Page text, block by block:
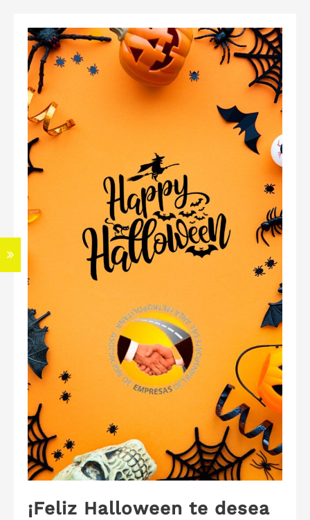
¡Feliz Halloween te desea